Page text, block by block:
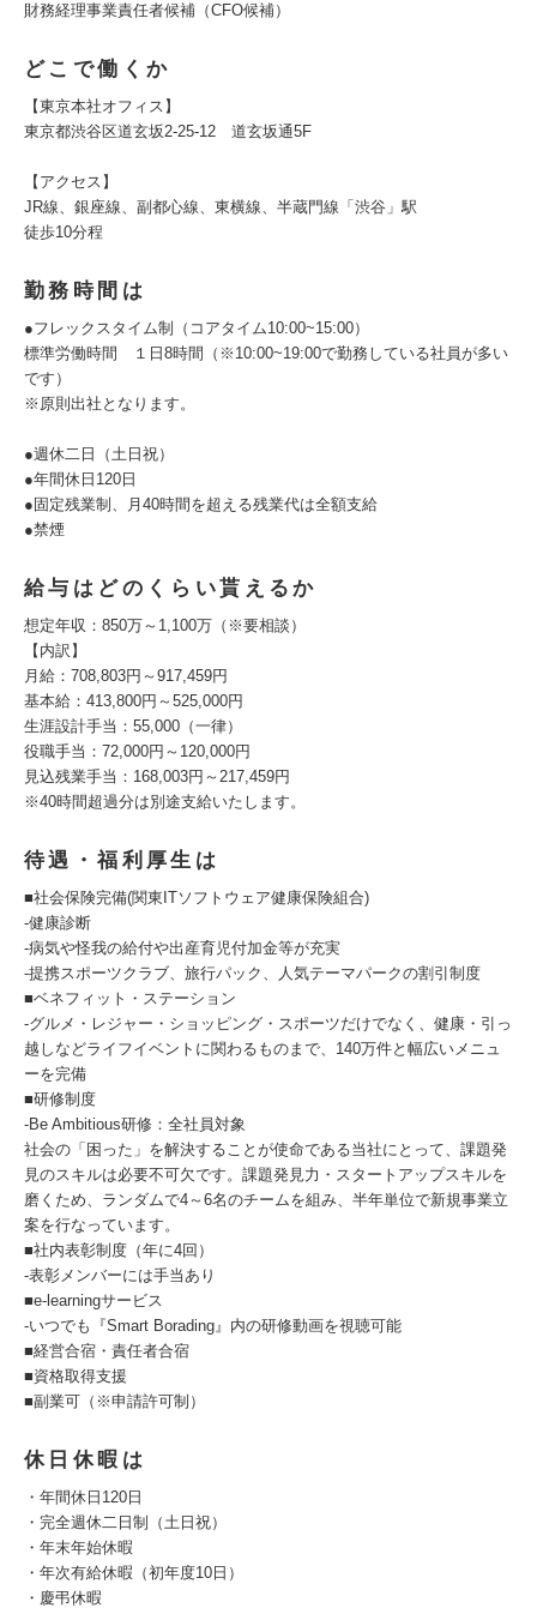
財務経理事業責任者候補（CFO候補）
どこで働くか
【東京本社オフィス】
東京都渋谷区道玄坂2-25-12 道玄坂通5F
【アクセス】
JR線、銀座線、副都心線、東横線、半蔵門線「渋谷」駅
徒歩10分程
勤務時間は
●フレックスタイム制（コアタイム10:00~15:00）
標準労働時間 １日8時間（※10:00~19:00で勤務している社員が多い
です）
※原則出社となります。
●週休二日（土日祝）
●年間休日120日
●固定残業制、月40時間を超える残業代は全額支給
●禁煙
給与はどのくらい貰えるか
想定年収：850万～1,100万（※要相談）
【内訳】
月給：708,803円～917,459円
基本給：413,800円～525,000円
生涯設計手当：55,000（一律）
役職手当：72,000円～120,000円
見込残業手当：168,003円～217,459円
※40時間超過分は別途支給いたします。
待遇・福利厚生は
■社会保険完備(関東ITソフトウェア健康保険組合)
-健康診断
-病気や怪我の給付や出産育児付加金等が充実
-提携スポーツクラブ、旅行パック、人気テーマパークの割引制度
■ベネフィット・ステーション
-グルメ・レジャー・ショッピング・スポーツだけでなく、健康・引っ
越しなどライフイベントに関わるものまで、140万件と幅広いメニュ
ーを完備
■研修制度
-Be Ambitious研修：全社員対象
社会の「困った」を解決することが使命である当社にとって、課題発
見のスキルは必要不可欠です。課題発見力・スタートアップスキルを
磨くため、ランダムで4～6名のチームを組み、半年単位で新規事業立
案を行なっています。
■社内表彰制度（年に4回）
-表彰メンバーには手当あり
■e-learningサービス
-いつでも『Smart Borading』内の研修動画を視聴可能
■経営合宿・責任者合宿
■資格取得支援
■副業可（※申請許可制）
休日休暇は
・年間休日120日
・完全週休二日制（土日祝）
・年末年始休暇
・年次有給休暇（初年度10日）
・慶弔休暇